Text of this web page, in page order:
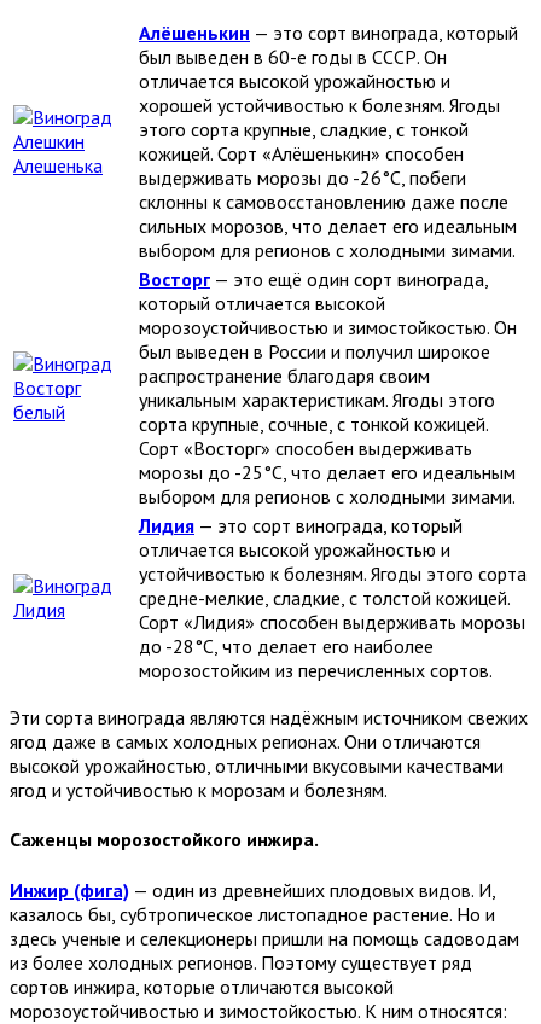
Алёшенькин — это сорт винограда, который
был выведен в 60-е годы в СССР. Он
отличается высокой урожайностью и
хорошей устойчивостью к болезням. Ягоды
этого сорта крупные, сладкие, с тонкой
кожицей. Сорт «Алёшенькин» способен
выдерживать морозы до -26°C, побеги
склонны к самовосстановлению даже после
сильных морозов, что делает его идеальным
выбором для регионов с холодными зимами.
Восторг — это ещё один сорт винограда,
который отличается высокой
морозоустойчивостью и зимостойкостью. Он
был выведен в России и получил широкое
распространение благодаря своим
уникальным характеристикам. Ягоды этого
сорта крупные, сочные, с тонкой кожицей.
Сорт «Восторг» способен выдерживать
морозы до -25°C, что делает его идеальным
выбором для регионов с холодными зимами.
Лидия — это сорт винограда, который
отличается высокой урожайностью и
устойчивостью к болезням. Ягоды этого сорта
средне-мелкие, сладкие, с толстой кожицей.
Сорт «Лидия» способен выдерживать морозы
до -28°C, что делает его наиболее
морозостойким из перечисленных сортов.
Эти сорта винограда являются надёжным источником свежих
ягод даже в самых холодных регионах. Они отличаются
высокой урожайностью, отличными вкусовыми качествами
ягод и устойчивостью к морозам и болезням.
Саженцы морозостойкого инжира.
Инжир (фига) — один из древнейших плодовых видов. И,
казалось бы, субтропическое листопадное растение. Но и
здесь ученые и селекционеры пришли на помощь садоводам
из более холодных регионов. Поэтому существует ряд
сортов инжира, которые отличаются высокой
морозоустойчивостью и зимостойкостью. К ним относятся: